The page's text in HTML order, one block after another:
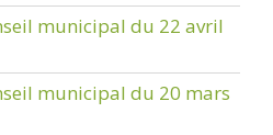
municipal du 22 avril
municipal du 20 mars